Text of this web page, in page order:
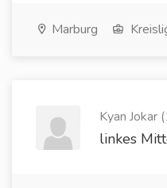
Marburg
Kyan Jokar
linkes